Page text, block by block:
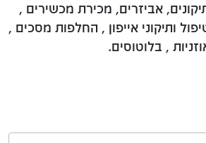
אביזרים, מכירת מכשירים ,
ותיקוני אייפון , החלפות מסכים ,
, בלוטוסים.